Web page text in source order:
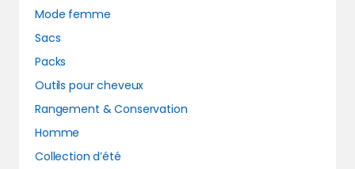
Mode femme
Sacs
Packs
Outils pour cheveux
Rangement & Conservation
Homme
Collection d’été